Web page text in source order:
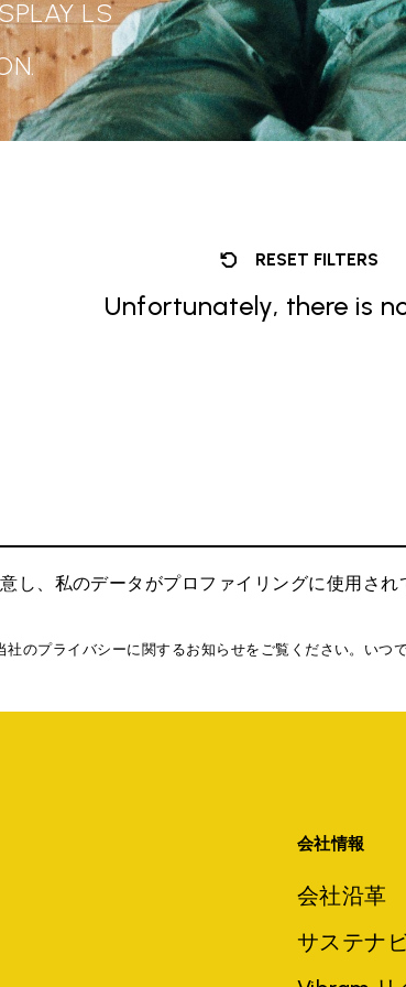
LS
RESET FILTERS
Unfortunately, there is
し、私のデータがプロファイリングに使用さ
のプライバシーに関するお知らせをご覧ください。いつ
会社情報
会社沿革
サステナ